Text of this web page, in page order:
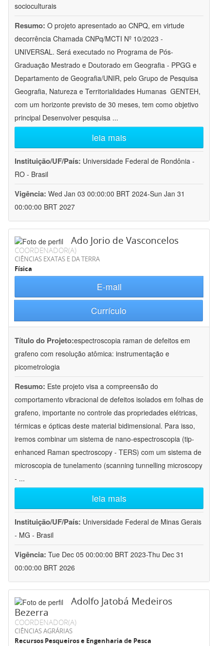
socioculturais
Resumo: O projeto apresentado ao CNPQ, em virtude
decorrência Chamada CNPq/MCTI Nº 10/2023 -
UNIVERSAL. Será executado no Programa de Pós-
Graduação Mestrado e Doutorado em Geografia - PPGG e
Departamento de Geografia/UNIR, pelo Grupo de Pesquisa
Geografia, Natureza e Territorialidades Humanas  GENTEH,
com um horizonte previsto de 30 meses, tem como objetivo
principal Desenvolver pesquisa ...
leia mais
Instituição/UF/País: Universidade Federal de Rondônia -
RO - Brasil
Vigência: Wed Jan 03 00:00:00 BRT 2024-Sun Jan 31
00:00:00 BRT 2027
Ado Jorio de Vasconcelos
COORDENADOR(A)
CIÊNCIAS EXATAS E DA TERRA
Física
E-mail
Currículo
Título do Projeto:espectroscopia raman de defeitos em
grafeno com resolução atômica: instrumentação e
picometrologia
Resumo: Este projeto visa a compreensão do
comportamento vibracional de defeitos isolados em folhas de
grafeno, importante no controle das propriedades elétricas,
térmicas e ópticas deste material bidimensional. Para isso,
iremos combinar um sistema de nano-espectroscopia (tip-
enhanced Raman spectroscopy - TERS) com um sistema de
microscopia de tunelamento (scanning tunnelling microscopy
- ...
leia mais
Instituição/UF/País: Universidade Federal de Minas Gerais
- MG - Brasil
Vigência: Tue Dec 05 00:00:00 BRT 2023-Thu Dec 31
00:00:00 BRT 2026
Adolfo Jatobá Medeiros
Bezerra
COORDENADOR(A)
CIÊNCIAS AGRÁRIAS
Recursos Pesqueiros e Engenharia de Pesca